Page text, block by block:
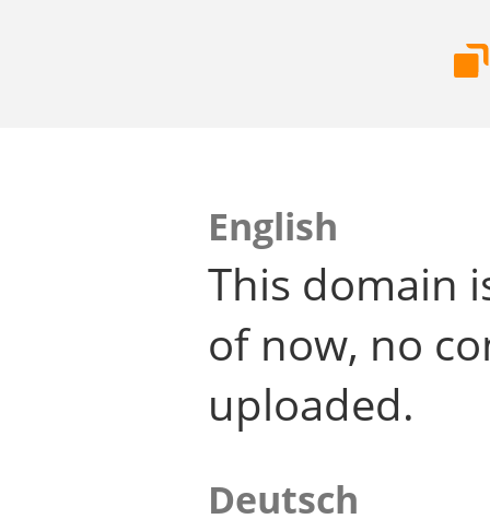
English
This domain
of now, no
uploaded.
Deutsch